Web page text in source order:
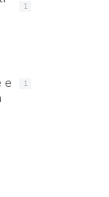
1
e
1